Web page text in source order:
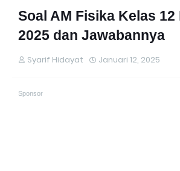
Soal AM Fisika Kelas 12
2025 dan Jawabannya
Syarif Hidayat Januari 12, 2025
Sponsor